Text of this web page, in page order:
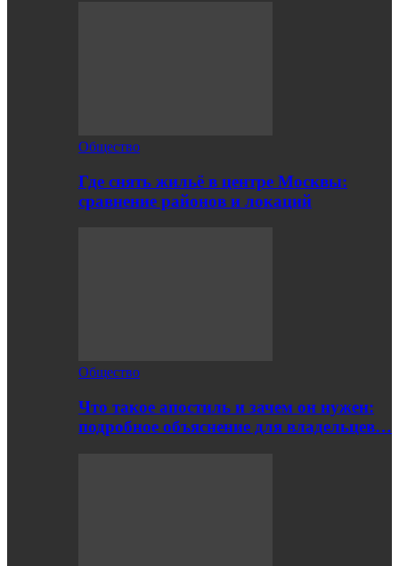
Общество
Где снять жильё в центре Москвы:
сравнение районов и локаций
Общество
Что такое апостиль и зачем он нужен:
подробное объяснение для владельцев…